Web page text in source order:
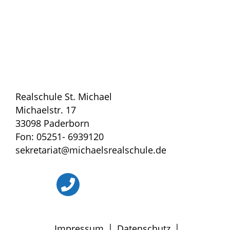
Realschule St. Michael
Michaelstr. 17
33098 Paderborn
Fon: 05251- 6939120
sekretariat@michaelsrealschule.de